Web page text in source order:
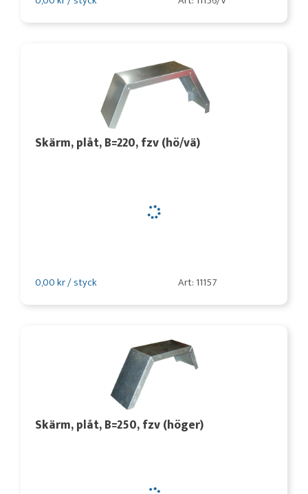
Skärm, plåt, B=220, fzv (hö/vä)
0,00 kr / styck Art: 11157
Skärm, plåt, B=250, fzv (höger)